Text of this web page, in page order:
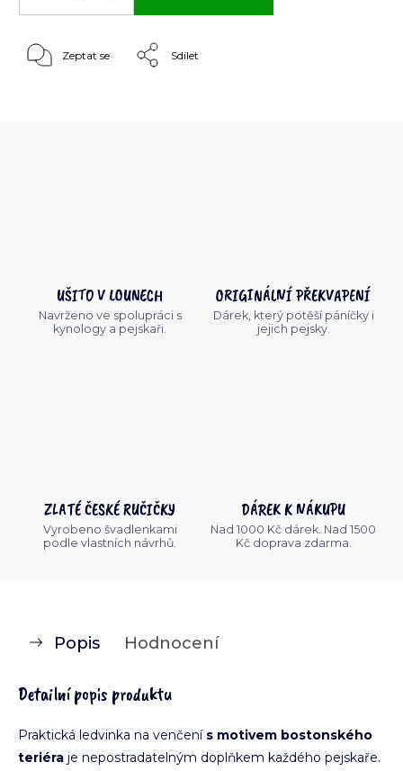
Zeptat se Sdílet
UŠITO V LOUNECH
Navrženo ve spolupráci s
kynology a pejskaři.
ORIGINÁLNÍ PŘEKVAPENÍ
Dárek, který potěší páníčky i
jejich pejsky.
ZLATÉ ČESKÉ RUČIČKY
Vyrobeno švadlenkami
podle vlastních návrhů.
DÁREK K NÁKUPU
Nad 1000 Kč dárek. Nad 1500
Kč doprava zdarma.
Popis Hodnocení
Detailní popis produktu
Praktická ledvinka na venčení s motivem bostonského
teriéra je nepostradatelným doplňkem každého pejskaře.